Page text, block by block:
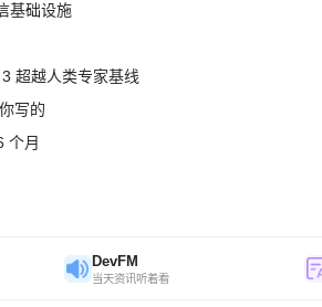
基础设施
超越人类专家基线
写的
个月
DevFM
当天资讯听着看